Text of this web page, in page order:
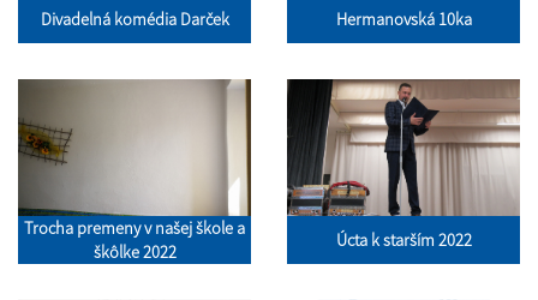
Divadelná komédia Darček Hermanovská 10ka
Trocha premeny v našej škole a
škôlke 2022
Úcta k starším 2022